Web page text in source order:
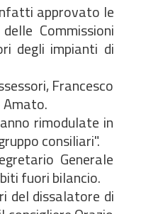
approvato le
Commissioni
degli impianti di
Francesco
Amato.
rimodulate in
consiliari".
Generale
fuori bilancio.
del dissalatore di